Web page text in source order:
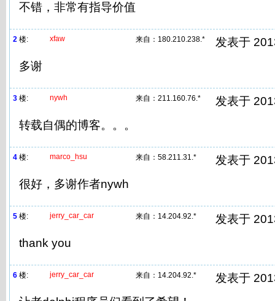
不错，非常有指导价值
2 楼: xfaw 来自： 180.210.238.*
发表于
多谢
3 楼: nywh 来自： 211.160.76.*
发表于
转载自偶的博客。。。
4 楼: marco_hsu 来自： 58.211.31.*
发表于
很好，多谢作者nywh
5 楼: jerry_car_car 来自： 14.204.92.*
发表于
thank you
6 楼: jerry_car_car 来自： 14.204.92.*
发表于